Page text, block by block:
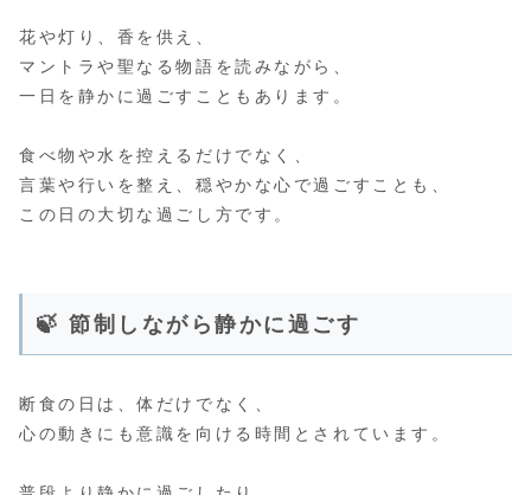
花や灯り、香を供え、
マントラや聖なる物語を読みながら、
一日を静かに過ごすこともあります。
食べ物や水を控えるだけでなく、
言葉や行いを整え、穏やかな心で過ごすことも、
この日の大切な過ごし方です。
🍃 節制しながら静かに過ごす
断食の日は、体だけでなく、
心の動きにも意識を向ける時間とされています。